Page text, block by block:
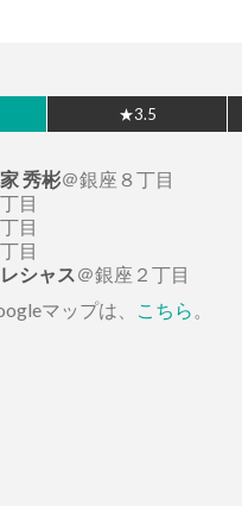
★3.5
秀彬＠銀座８丁目
目
目
目
シャス＠銀座２丁目
マップは、
こちら 。